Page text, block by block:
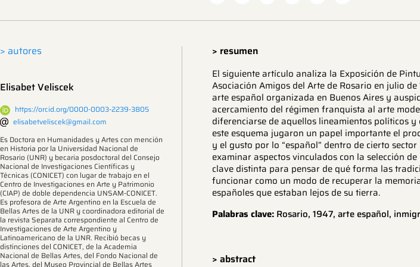
> autores
Elisabet Veliscek
https://orcid.org/0000-0003-2239-3805
elisabetveliscek@gmail.com
Es Doctora en Humanidades y Artes con mención
en Historia por la Universidad Nacional de
Rosario (UNR) y becaria posdoctoral del Consejo
Nacional de Investigaciones Científicas y
Técnicas (CONICET) con lugar de trabajo en el
Centro de Investigaciones en Arte y Patrimonio
(CIAP) de doble dependencia UNSAM-CONICET.
Es profesora de Arte Argentino en la Escuela de
Bellas Artes de la UNR y coordinadora editorial de
la revista Separata correspondiente al Centro de
Investigaciones de Arte Argentino y
Latinoamericano de la UNR. Recibió becas y
distinciones del CONICET, de la Academia
Nacional de Bellas Artes, del Fondo Nacional de
las Artes, del Museo Provincial de Bellas Artes
> resumen
El siguiente artículo analiza la Exposición de
Asociación Amigos del Arte de Rosario en julio
arte español organizada en Buenos Aires y
acercamiento del régimen franquista al arte
diferenciarse de aquellos lineamientos políticos
este esquema jugaron un papel importante el
y el gusto por lo “español” dentro de cierto
examinar aspectos vinculados con la selección
clave distinta para pensar de qué forma las
funcionar como un modo de recuperar la
españoles que estaban lejos de su tierra.
Palabras clave: Rosario, 1947, arte español,
> abstract